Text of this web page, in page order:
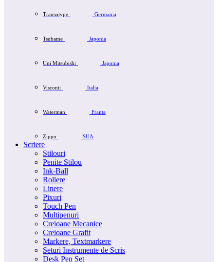
Transotype Germania
Tsubame Japonia
Uni Mitsubishi Japonia
Visconti Italia
Waterman Franta
Zippo SUA
Scriere
Stilouri
Penite Stilou
Ink-Ball
Rollere
Linere
Pixuri
Touch Pen
Multipenuri
Creioane Mecanice
Creioane Grafit
Markere, Textmarkere
Seturi Instrumente de Scris
Desk Pen Set